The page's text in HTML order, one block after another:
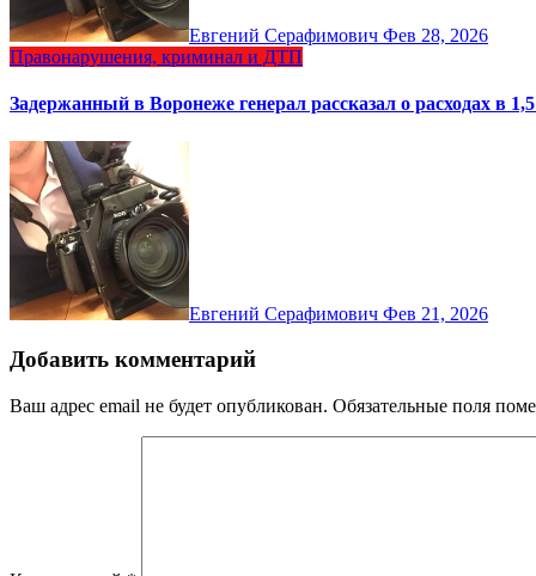
Евгений Серафимович Фев 28, 2026
Правонарушения, криминал и ДТП
Задержанный в Воронеже генерал рассказал о расходах в
Евгений Серафимович Фев 21, 2026
Добавить комментарий
Ваш адрес email не будет опубликован. Обязательные поля